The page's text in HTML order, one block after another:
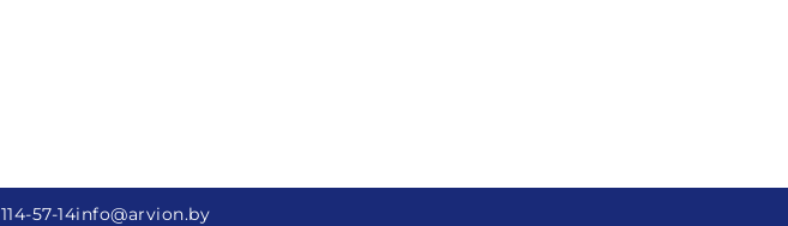
114-57-14info@arvion.by